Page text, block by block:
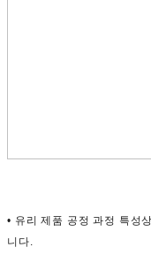
• 유리 제품 공정 과정 특성
니다.